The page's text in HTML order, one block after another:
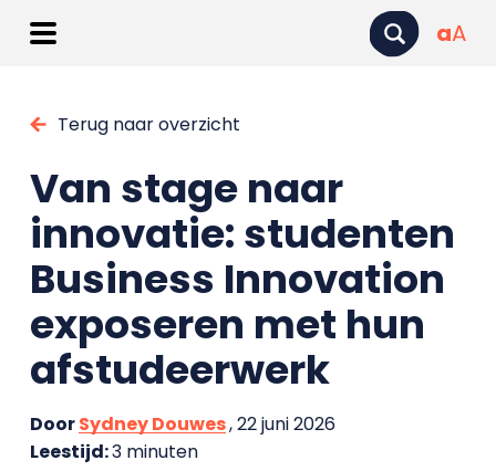
aA
Terug naar overzicht
Van stage naar
innovatie: studenten
Business Innovation
exposeren met hun
afstudeerwerk
DoorSydney Douwes, 22 juni 2026
Leestijd:3 minuten